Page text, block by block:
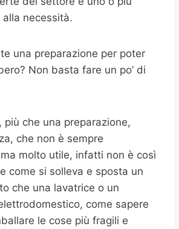
necessità.
una preparazione per poter
Non basta fare un po’ di
più che una preparazione,
che non è sempre
molto utile, infatti non è così
come si solleva e sposta un
che una lavatrice o un
come sapere
le cose più fragili e